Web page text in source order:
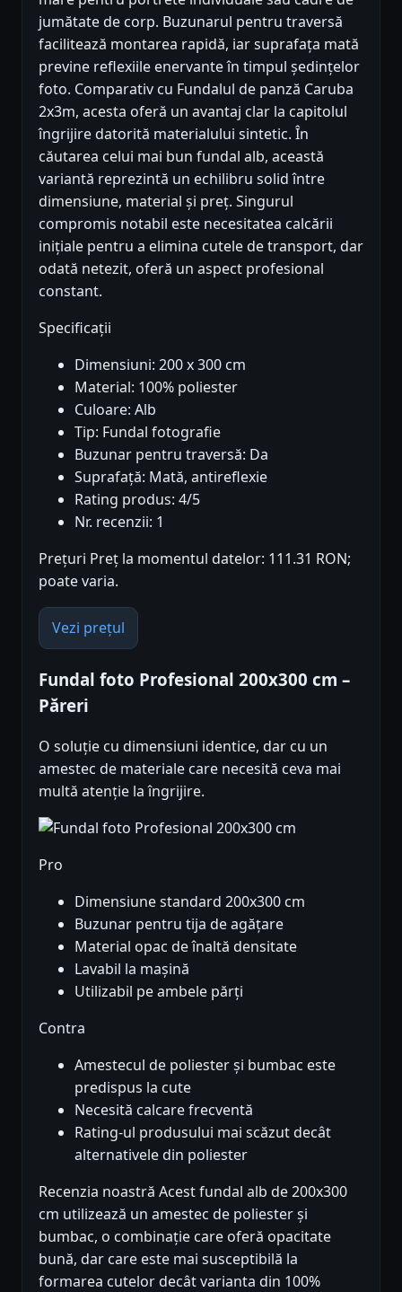
jumătate de corp. Buzunarul pentru traversă
facilitează montarea rapidă, iar suprafața mată
previne reflexiile enervante în timpul ședințelor
foto. Comparativ cu Fundalul de panză Caruba
2x3m, acesta oferă un avantaj clar la capitolul
îngrijire datorită materialului sintetic. În
căutarea celui mai bun fundal alb, această
variantă reprezintă un echilibru solid între
dimensiune, material și preț. Singurul
compromis notabil este necesitatea calcării
inițiale pentru a elimina cutele de transport, dar
odată netezit, oferă un aspect profesional
constant.
Specificații
Dimensiuni: 200 x 300 cm
Material: 100% poliester
Culoare: Alb
Tip: Fundal fotografie
Buzunar pentru traversă: Da
Suprafață: Mată, antireflexie
Rating produs: 4/5
Nr. recenzii: 1
Prețuri Preț la momentul datelor: 111.31 RON;
poate varia.
Vezi prețul
Fundal foto Profesional 200x300 cm –
Păreri
O soluție cu dimensiuni identice, dar cu un
amestec de materiale care necesită ceva mai
multă atenție la îngrijire.
Pro
Dimensiune standard 200x300 cm
Buzunar pentru tija de agățare
Material opac de înaltă densitate
Lavabil la mașină
Utilizabil pe ambele părți
Contra
Amestecul de poliester și bumbac este
predispus la cute
Necesită calcare frecventă
Rating-ul produsului mai scăzut decât
alternativele din poliester
Recenzia noastră Acest fundal alb de 200x300
cm utilizează un amestec de poliester și
bumbac, o combinație care oferă opacitate
bună, dar care este mai susceptibilă la
formarea cutelor decât varianta din 100%